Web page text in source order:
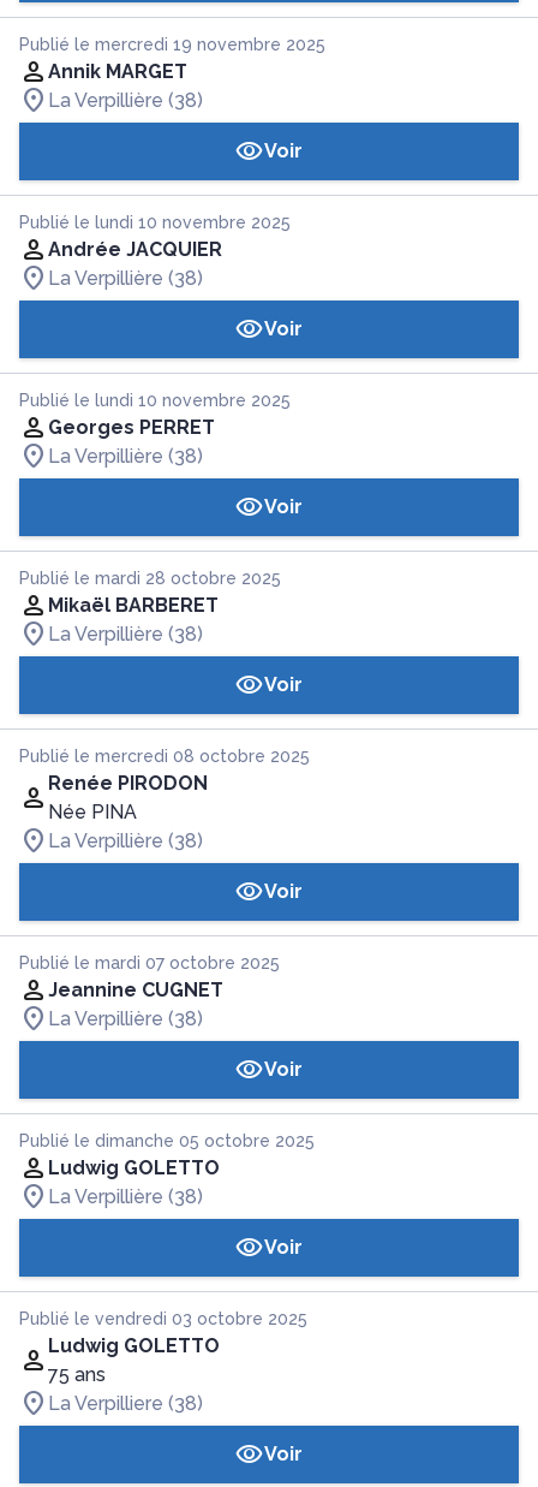
Publié le mercredi 19 novembre 2025
Annik MARGET
La Verpillière (38)
Voir
Publié le lundi 10 novembre 2025
Andrée JACQUIER
La Verpillière (38)
Voir
Publié le lundi 10 novembre 2025
Georges PERRET
La Verpillière (38)
Voir
Publié le mardi 28 octobre 2025
Mikaël BARBERET
La Verpillière (38)
Voir
Publié le mercredi 08 octobre 2025
Renée PIRODON
Née PINA
La Verpillière (38)
Voir
Publié le mardi 07 octobre 2025
Jeannine CUGNET
La Verpillière (38)
Voir
Publié le dimanche 05 octobre 2025
Ludwig GOLETTO
La Verpillière (38)
Voir
Publié le vendredi 03 octobre 2025
Ludwig GOLETTO
75 ans
La Verpilliere (38)
Voir